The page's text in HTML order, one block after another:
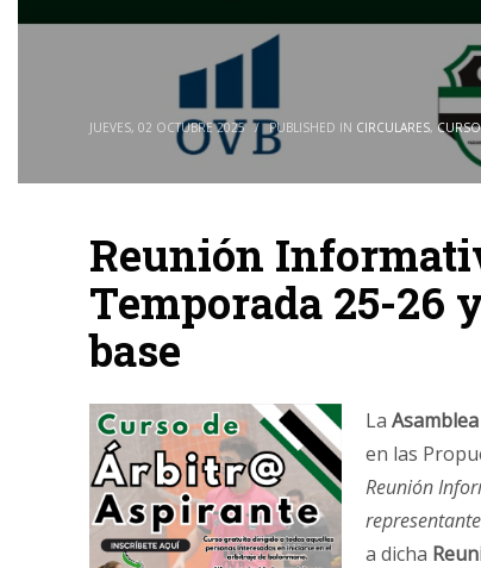
JUEVES, 02 OCTUBRE 2025 / PUBLISHED IN CIRCULARES,
Reunión
Temporada 25-26
base
La
en las
Reunión
a dicha